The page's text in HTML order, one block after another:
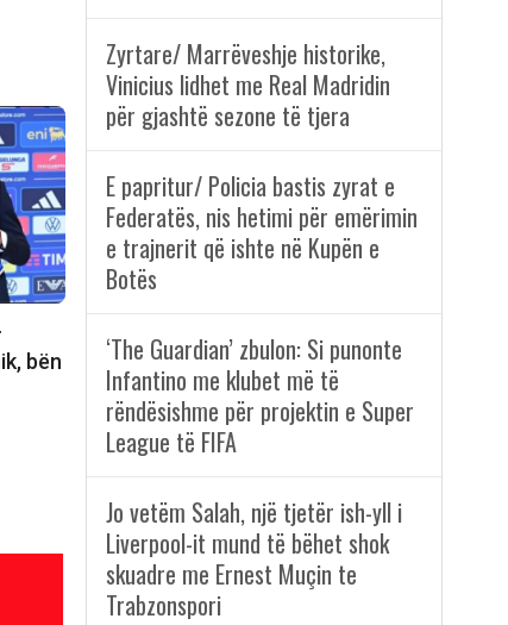
bën
Zyrtare/ Marrëveshje historike,
Vinicius lidhet me Real Madridin
për gjashtë sezone të tjera
E papritur/ Policia bastis zyrat e
Federatës, nis hetimi për emërimin
e trajnerit që ishte në Kupën e
Botës
‘The Guardian’ zbulon: Si punonte
Infantino me klubet më të
rëndësishme për projektin e Super
League të FIFA
Jo vetëm Salah, një tjetër ish-yll i
Liverpool-it mund të bëhet shok
skuadre me Ernest Muçin te
Trabzonspori